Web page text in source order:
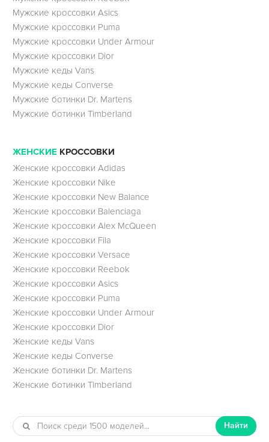
Мужские кроссовки Asics
Мужские кроссовки Puma
Мужские кроссовки Under Armour
Мужские кроссовки Dior
Мужские кеды Vans
Мужские кеды Converse
Мужские ботинки Dr. Martens
Мужские ботинки Timberland
ЖЕНСКИЕ КРОССОВКИ
Женские кроссовки Adidas
Женские кроссовки Nike
Женские кроссовки New Balance
Женские кроссовки Balenciaga
Женские кроссовки Alex McQueen
Женские кроссовки Fila
Женские кроссовки Versace
Женские кроссовки Reebok
Женские кроссовки Asics
Женские кроссовки Puma
Женские кроссовки Under Armour
Женские кроссовки Dior
Женские кеды Vans
Женские кеды Converse
Женские ботинки Dr. Martens
Женские ботинки Timberland
Найти